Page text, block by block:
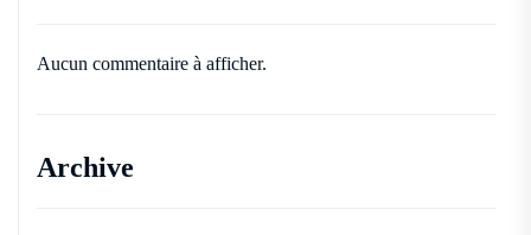
Aucun commentaire à afficher.
Archive